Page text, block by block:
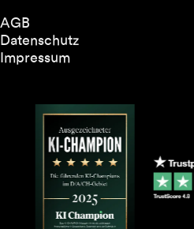
AGB
Datenschutz
Impressum